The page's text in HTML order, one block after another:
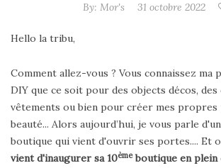
By: Mor's 31 octobre 2022
Hello la tribu,
Comment allez-vous ? Vous connaissez ma
DIY que ce soit pour des objects décos, des
vêtements ou bien pour créer mes propres
beauté... Alors aujourd’hui, je vous parle
boutique qui vient d'ouvrir ses portes.... Et
vient d'inaugurer sa 10èmeboutique en